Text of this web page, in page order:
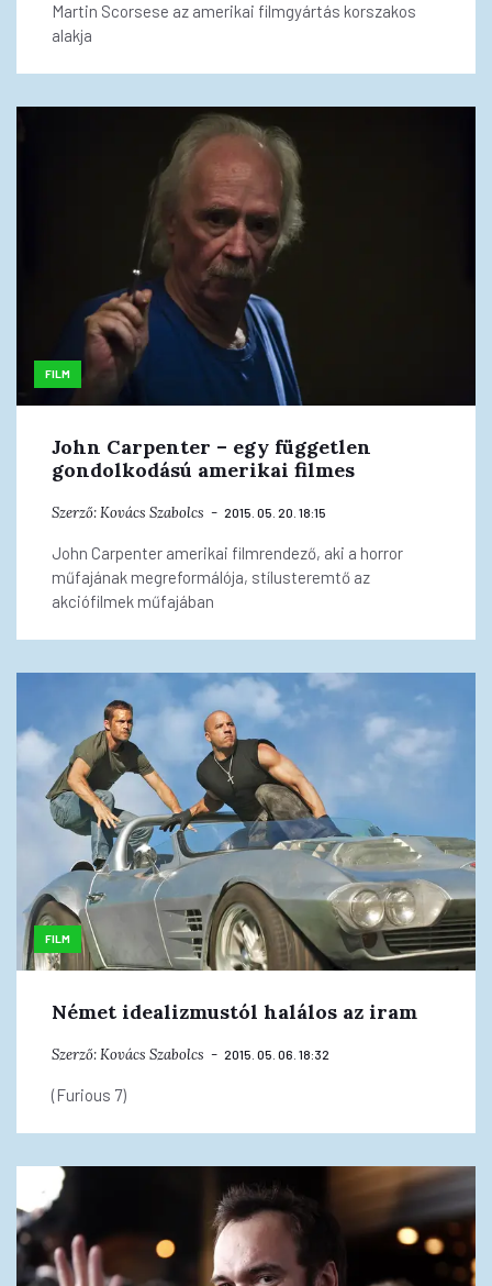
Martin Scorsese az amerikai filmgyártás korszakos
alakja
FILM
John Carpenter – egy független
gondolkodású amerikai filmes
Szerző:Kovács Szabolcs 2015. 05. 20. 18:15
John Carpenter amerikai filmrendező, aki a horror
műfajának megreformálója, stílusteremtő az
akciófilmek műfajában
FILM
Német idealizmustól halálos az iram
Szerző:Kovács Szabolcs 2015. 05. 06. 18:32
(Furious 7)